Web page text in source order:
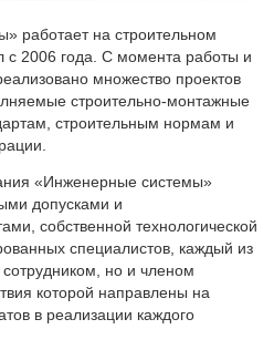
работает на строительном
с 2006 года. С момента работы и
множество проектов
строительно-монтажные
строительным нормам и
«Инженерные системы»
допусками и
собственной технологической
специалистов, каждый из
сотрудником, но и членом
которой направлены на
в реализации каждого